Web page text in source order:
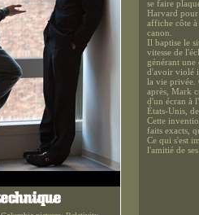
se faire
Harvard pour
affiche côte
canon.
Il baptise le
vitesse de
générant une
d'avoir violé
la vie privée.
après, Mark
d'un écran à
États-Unis,
Cette
faits exacts,
Ce qui s'est
l'amitié de